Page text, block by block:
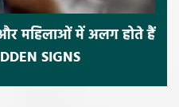
और महिलाओं में अलग होते हैं
SIGNS